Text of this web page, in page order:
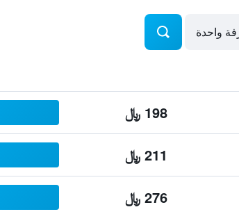
198 ﷼
211 ﷼
276 ﷼